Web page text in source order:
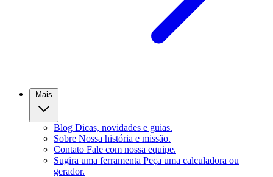
Blog Dicas, novidades e guias.
Sobre Nossa história e missão.
Contato Fale com nossa equipe.
Sugira uma ferramenta Peça uma calculadora ou
gerador.